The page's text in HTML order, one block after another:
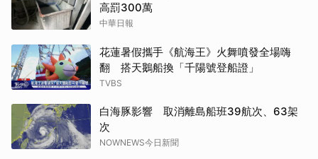
高罰300萬
中華日報
花蓮暑假攜手《航海王》火舞噴發全場嗨
翻 搭天鵝船換「千陽號登船證」
TVBS
白海豚影響 取消離島船班39航次、63架
次
NOWNEWS今日新聞